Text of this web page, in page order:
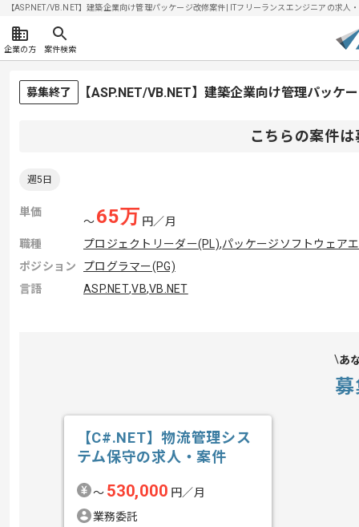
【ASP.NET/VB.NET】建築企業向け管理パッケージ改修案件| ITフリーランスエンジニアの求
企業の方 案件検索
募集終了 【ASP.NET/VB.NET】建築企業向け管理パッケ
こちらの案件
週5日
単価
〜65万 円／月
職種
プロジェクトリーダー(PL),パッケージソフトウェア
ポジション
プログラマー(PG)
言語
ASP.NET,VB,VB.NET
あ
【C#.NET】物流管理シス
テム保守の求人・案件
〜 530,000 円／月
業務委託